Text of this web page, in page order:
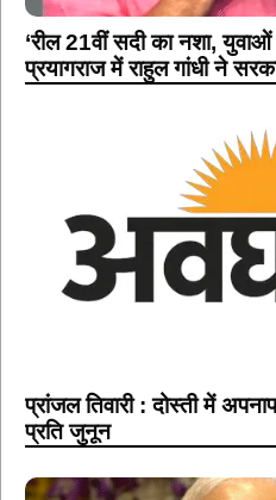
‘रील 21वीं सदी का नशा, युवाओं
प्रयागराज में राहुल गांधी ने
प्रांजल तिवारी : दोस्ती में
प्रति जुनून